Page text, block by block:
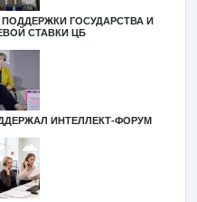
ГОСУДАРСТВА И
СТАВКИ ЦБ
ИНТЕЛЛЕКТ-ФОРУМ